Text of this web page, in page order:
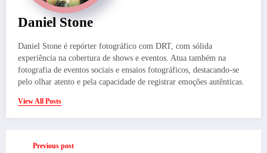
Daniel Stone
Daniel Stone é repórter fotográfico com DRT, com sólida
experiência na cobertura de shows e eventos. Atua também na
fotografia de eventos sociais e ensaios fotográficos, destacando-se
pelo olhar atento e pela capacidade de registrar emoções autênticas.
View All Posts
Previous post